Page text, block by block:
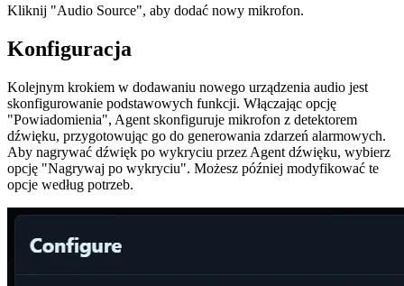
Kliknij "Audio Source", aby dodać nowy mikrofon.
Konfiguracja
Kolejnym krokiem w dodawaniu nowego urządzenia audio jest
skonfigurowanie podstawowych funkcji. Włączając opcję
"Powiadomienia", Agent skonfiguruje mikrofon z detektorem
dźwięku, przygotowując go do generowania zdarzeń alarmowych.
Aby nagrywać dźwięk po wykryciu przez Agent dźwięku, wybierz
opcję "Nagrywaj po wykryciu". Możesz później modyfikować te
opcje według potrzeb.